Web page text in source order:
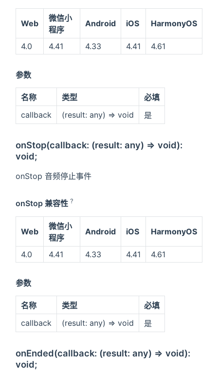
Web
微信小
程序
Android iOS HarmonyOS
4.0 4.41 4.33 4.41 4.61
参数
名称 类型
必填
callback
(result: any) => void 是
onStop(callback: (result: any) => void):
void;
onStop 音频停止事件
onStop 兼容性 ?
Web
微信小
程序
Android iOS HarmonyOS
4.0 4.41 4.33 4.41 4.61
参数
名称 类型
必填
callback
(result: any) => void 是
onEnded(callback: (result: any) => void):
void;